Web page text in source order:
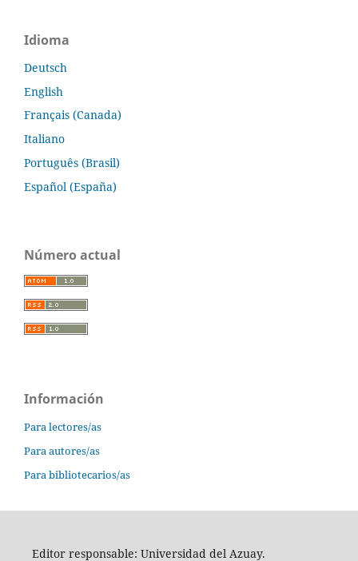
Idioma
Deutsch
English
Français (Canada)
Italiano
Português (Brasil)
Español (España)
Número actual
Información
Para lectores/as
Para autores/as
Para bibliotecarios/as
Editor responsable: Universidad del Azuay.